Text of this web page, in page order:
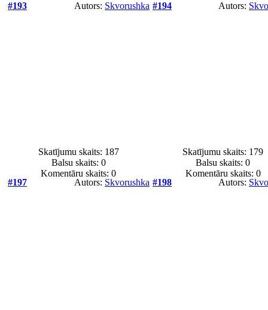
#193 Autors: Skvorushka
Skatījumu skaits: 187
Balsu skaits: 0
Komentāru skaits: 0
#194 Autors:
Skatījumu skaits: 179
Balsu skaits:0
Komentāru skaits: 0
#197
Autors: Skvorushka #198 Autors: